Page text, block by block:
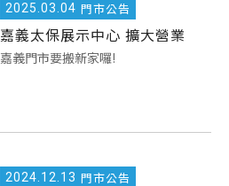
2025. 03.04 門市公告
嘉義太保展示中心 擴大營業
嘉義門市要搬新家囉!
2024. 12.13 門市公告